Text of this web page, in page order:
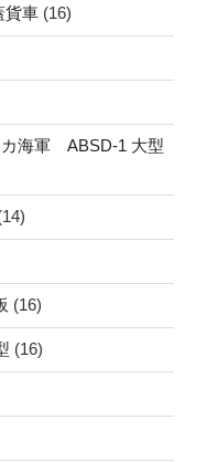
貨車 (16)
海軍 ABSD-1 大型
(16)
(16)